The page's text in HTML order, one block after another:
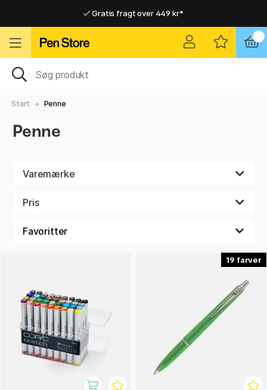
Gratis fragt over 449 kr*
Hurtigt til dør eller pakkeshop
Hurtigt til dør eller pakkeshop
Start Penne
Penne
Varemærke
Pris
19